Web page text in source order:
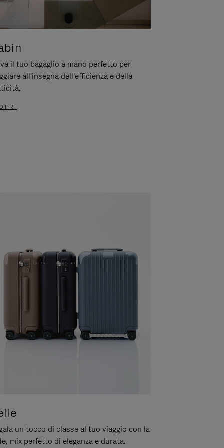
il tuo bagaglio a mano perfetto per
all'insegna dell'efficienza e della
un tocco di classe al tuo viaggio con la
mix perfetto di eleganza e durata.